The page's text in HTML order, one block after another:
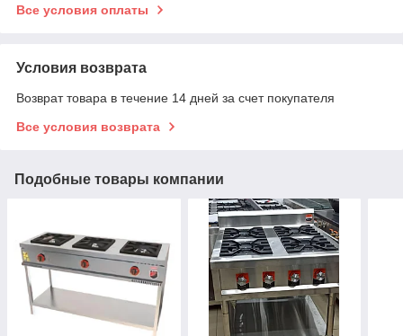
Все условия оплаты
Условия возврата
Возврат товара в течение 14 дней за счет покупателя
Все условия возврата
Подобные товары компании